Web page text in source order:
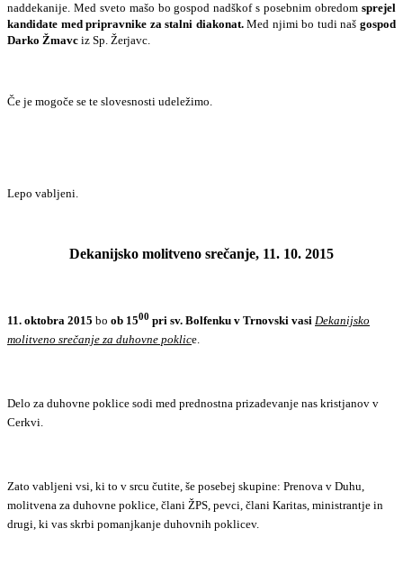
naddekanije. Med sveto mašo bo gospod nadškof s posebnim obredom sprejel
kandidate med priprav­nike za stalni diakonat.Med njimi bo tudi našgospod
Darko Žmavc iz Sp. Žerjavc.
Če je mogoče se te slovesnosti udeležimo.
Lepo vabljeni.
Dekanijsko molitveno srečanje, 11. 10. 2015
11. oktobra 2015 bo ob 1500 pri sv. Bolfenku v Trnovski vasi Dekanijsko
molitveno srečanje za duhovne poklice.
Delo za duhovne poklice sodi med prednostna prizadevanje nas kristjanov v
Cerkvi.
Zato vabljeni vsi, ki to v srcu čutite, še posebej skupine: Prenova v Duhu,
molitvena za duhovne poklice, člani ŽPS, pevci, člani Karitas, ministrantje in
drugi, ki vas skrbi pomanjkanje duhovnih poklicev.